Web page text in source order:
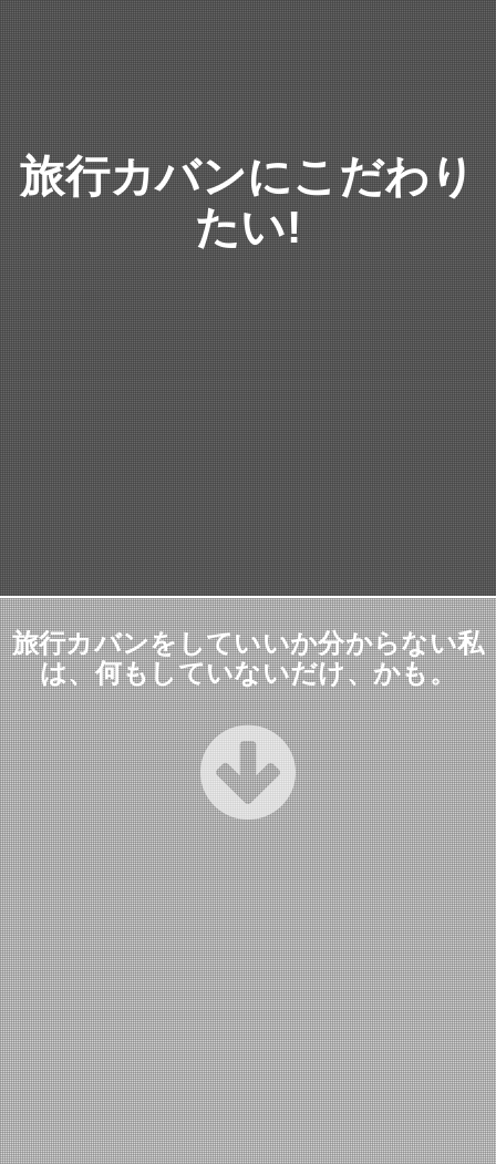
旅行カバンにこだわり
たい!
旅行カバンをしていいか分からない私
は、何もしていないだけ、かも。